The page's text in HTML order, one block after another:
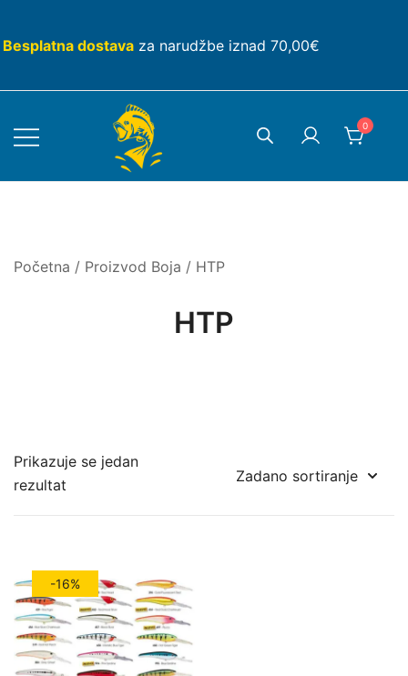
content
Besplatna dostava za narudžbe iznad 70,00€
0
Početna / Proizvod Boja / HTP
HTP
Prikazuje se jedan
rezultat
-16%